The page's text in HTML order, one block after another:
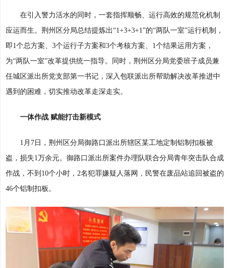
在引入警力活水的同时，一套指挥顺畅、运行高效的规范化机制
应运而生。荆州区分局总结提炼出“1+3+3+1”的“两队一室”运行机制，
即1个总方案、3个运行子方案和3个考核方案、1个结果运用方案，
为“两队一室”改革提供统一指导。同时，荆州区分局党委班子成员兼
任城区派出所党支部第一书记，深入包联派出所帮助解决改革推进中
遇到的困难，切实推动改革走深走实。
一体作战 赋能打击新模式
1月7日，荆州区分局御路口派出所辖区某工地定制铝制扣板被
盗，损失1万余元。御路口派出所案件办理队联合分局青年突击队合成
作战，不到10个小时，2名犯罪嫌疑人落网，民警在废品站追回被盗的
46个铝制扣板。